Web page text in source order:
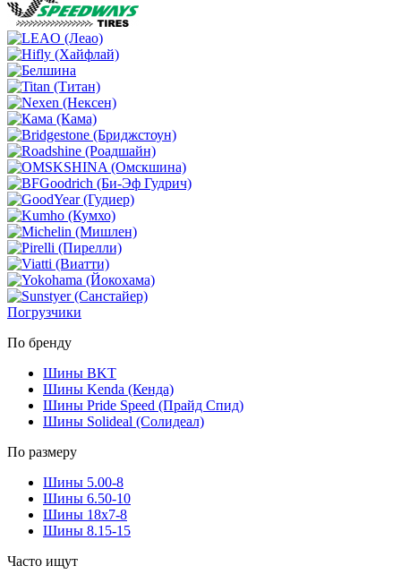
Погрузчики
По бренду
Шины BKT
Шины Kenda (Кенда)
Шины Pride Speed (Прайд Спид)
Шины Solideal (Солидеал)
По размеру
Шины 5.00-8
Шины 6.50-10
Шины 18x7-8
Шины 8.15-15
Часто ищут